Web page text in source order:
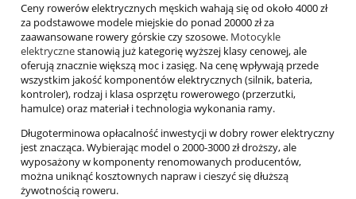
Ceny rowerów elektrycznych męskich wahają się od około 4000 zł
za podstawowe modele miejskie do ponad 20000 zł za
zaawansowane rowery górskie czy szosowe. Motocykle
elektrycznestanowią już kategorię wyższej klasy cenowej, ale
oferują znacznie większą moc i zasięg. Na cenę wpływają przede
wszystkim jakość komponentów elektrycznych (silnik, bateria,
kontroler), rodzaj i klasa osprzętu rowerowego (przerzutki,
hamulce) oraz materiał i technologia wykonania ramy.
Długoterminowa opłacalność inwestycji w dobry rower elektryczny
jest znacząca. Wybierając model o 2000-3000 zł droższy, ale
wyposażony w komponenty renomowanych producentów,
można uniknąć kosztownych napraw i cieszyć się dłuższą
żywotnością roweru.